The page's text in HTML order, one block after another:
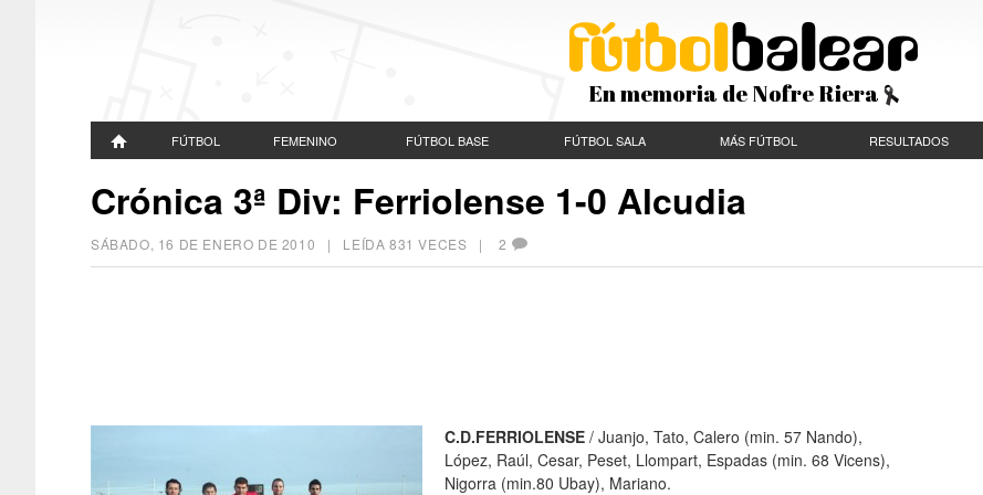
En memoria de Nofre Riera
FÚTBOL FEMENINO FÚTBOL BASE FÚTBOL SALA MÁS FÚTBOL RESULTADOS
Crónica 3ª Div: Ferriolense 1-0 Alcudia
SÁBADO, 16 DE ENERO DE 2010 | LEÍDA 831 VECES |2
C.D.FERRIOLENSE / Juanjo, Tato, Calero (min. 57 Nando),
López, Raúl, Cesar, Peset, Llompart, Espadas (min. 68 Vicens),
Nigorra (min.80 Ubay), Mariano.